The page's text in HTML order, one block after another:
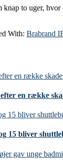
to uger,
With: Brabrand
en række
15 bliver